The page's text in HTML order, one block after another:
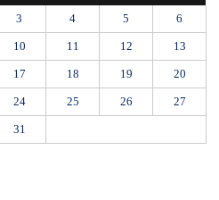
3 4 5 6
10 11 12 13
17 18 19 20
24 25 26 27
31